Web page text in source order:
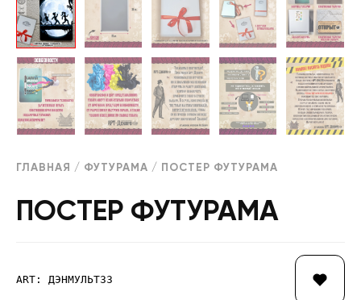
ГЛАВНАЯ / ФУТУРАМА / ПОСТЕР ФУТУРАМА
ПОСТЕР ФУТУРАМА
ART: ДЭНМУЛЬТ33